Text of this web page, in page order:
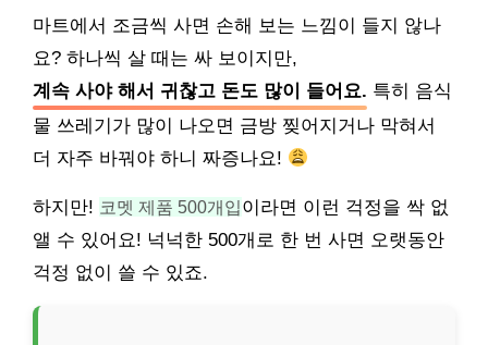
마트에서 조금씩 사면 손해 보는 느낌이 들지 않나
요? 하나씩 살 때는 싸 보이지만,
계속 사야 해서 귀찮고 돈도 많이 들어요. 특히 음식
물 쓰레기가 많이 나오면 금방 찢어지거나 막혀서
더 자주 바꿔야 하니 짜증나요!
하지만! 코멧 제품 500개입이라면 이런 걱정을 싹 없
앨 수 있어요! 넉넉한 500개로 한 번 사면 오랫동안
걱정 없이 쓸 수 있죠.